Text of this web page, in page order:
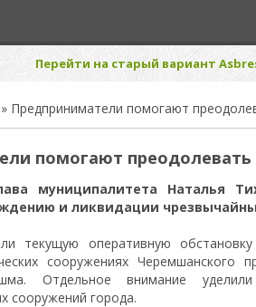
Перейти на старый вариант
Предприниматели помогают
помогают преодолевать
муниципалитета Наталья
и ликвидации
текущую оперативную
сооружениях Черемшанского
Отдельное внимание уделили
сооружений города.